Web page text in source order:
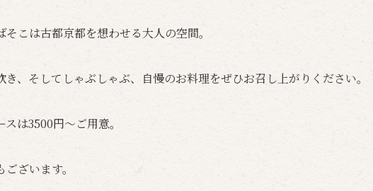
こは古都京都を想わせる大人の空間。
、そしてしゃぶしゃぶ、自慢のお料理をぜひお召し上がりください。
は3500円～ご用意。
ざいます。